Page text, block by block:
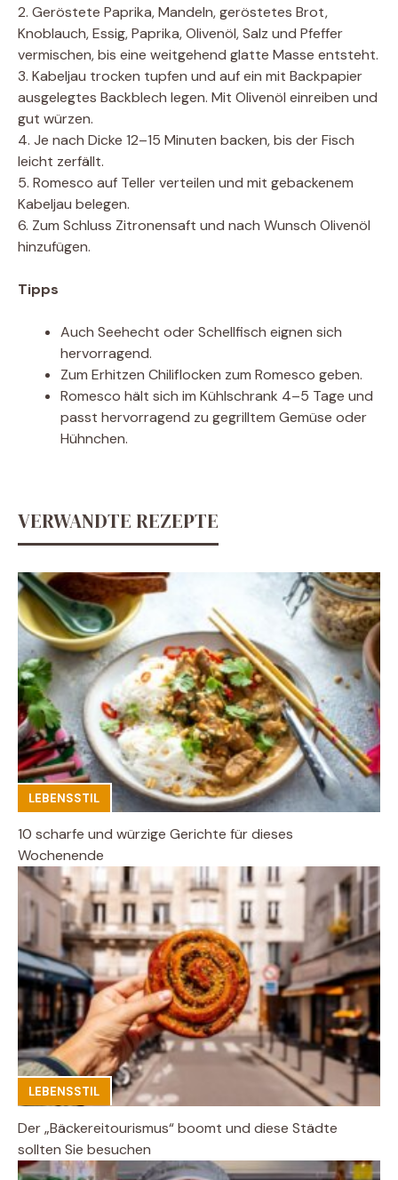
2. Geröstete Paprika, Mandeln, geröstetes Brot,
Knoblauch, Essig, Paprika, Olivenöl, Salz und Pfeffer
vermischen, bis eine weitgehend glatte Masse entsteht.
3. Kabeljau trocken tupfen und auf ein mit Backpapier
ausgelegtes Backblech legen. Mit Olivenöl einreiben und
gut würzen.
4. Je nach Dicke 12–15 Minuten backen, bis der Fisch
leicht zerfällt.
5. Romesco auf Teller verteilen und mit gebackenem
Kabeljau belegen.
6. Zum Schluss Zitronensaft und nach Wunsch Olivenöl
hinzufügen.
Tipps
Auch Seehecht oder Schellfisch eignen sich
hervorragend.
Zum Erhitzen Chiliflocken zum Romesco geben.
Romesco hält sich im Kühlschrank 4–5 Tage und
passt hervorragend zu gegrilltem Gemüse oder
Hühnchen.
VERWANDTE REZEPTE
LEBENSSTIL
10 scharfe und würzige Gerichte für dieses
Wochenende
LEBENSSTIL
Der „Bäckereitourismus“ boomt und diese Städte
sollten Sie besuchen